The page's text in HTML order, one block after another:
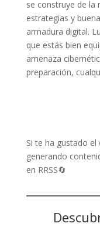
se construye de la
estrategias y
armadura digital.
que estás bien
amenaza
preparación,
Si te ha gustado
generando
en RRSS🔄